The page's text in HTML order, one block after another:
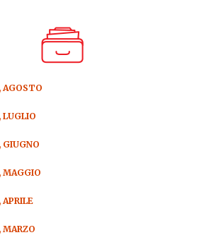
AGOSTO
LUGLIO
GIUGNO
MAGGIO
MARZO